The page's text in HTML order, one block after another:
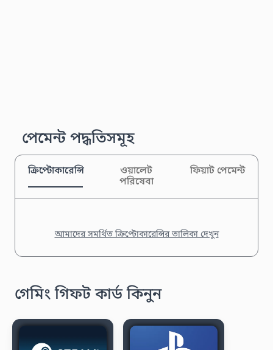
পেমেন্ট পদ্ধতিসমূহ
ক্রিপ্টোকারেন্সি
ওয়ালেট
পরিষেবা
ফিয়াট পেমেন্ট
আমাদের সমর্থিত ক্রিপ্টোকারেন্সির তালিকা দেখুন
গেমিং গিফট কার্ড কিনুন